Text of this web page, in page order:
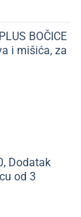
BOČICE
i mišića, za
Dodatak
od 3